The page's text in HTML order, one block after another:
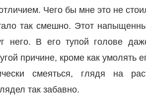
Чего бы мне это не
так смешно. Этот
него. В его тупой голове
причине, кроме как умолять
смеяться, глядя на
так забавно.